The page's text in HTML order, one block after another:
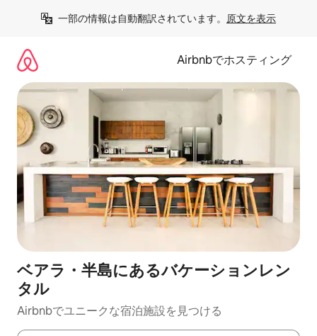
一部の情報は自動翻訳されています。 原文を表示
Airbnbでホスティング
ベアラ・半島にあるバケーションレン
タル
Airbnbでユニークな宿泊施設を見つける